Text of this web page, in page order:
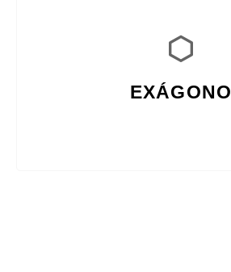
EXÁGONO